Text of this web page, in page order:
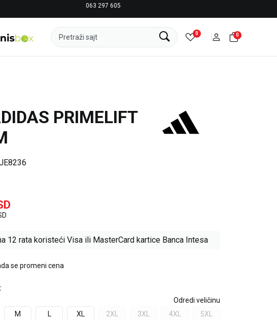
063 297 605
Pretraži sajt 0 0
PRIMELIFT
12 rata koristeći Visa ili MasterCard kartice Banca Intesa
se promeni cena
:
Odredi veličinu
M L XL 2XL 3XL 4XL 5XL